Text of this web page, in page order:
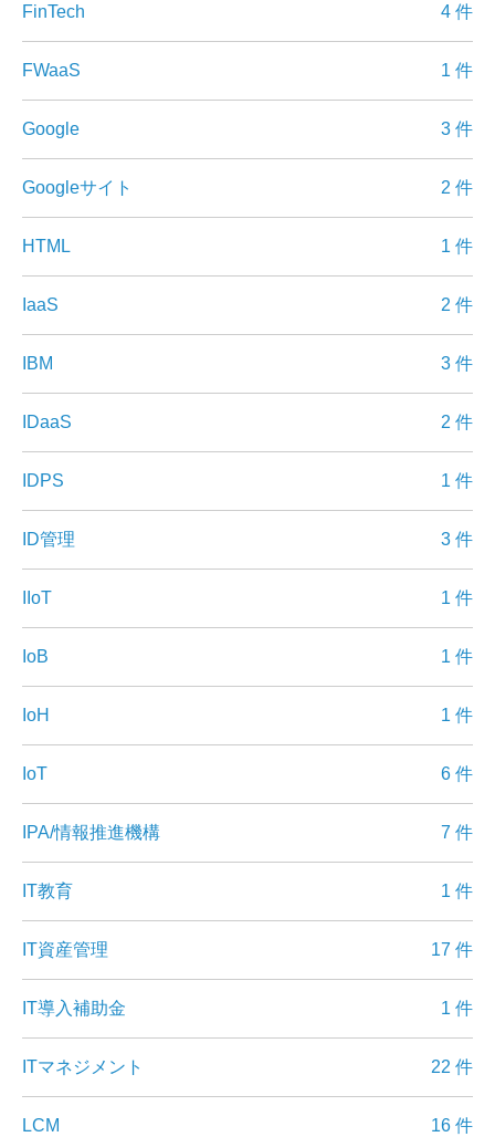
FinTech 4 件
FWaaS 1 件
Google 3 件
Googleサイト 2 件
HTML 1 件
IaaS 2 件
IBM 3 件
IDaaS 2 件
IDPS 1 件
ID管理 3 件
IIoT 1 件
IoB 1 件
IoH 1 件
IoT 6 件
IPA/情報推進機構 7 件
IT教育 1 件
IT資産管理 17 件
IT導入補助金 1 件
ITマネジメント 22 件
LCM 16 件